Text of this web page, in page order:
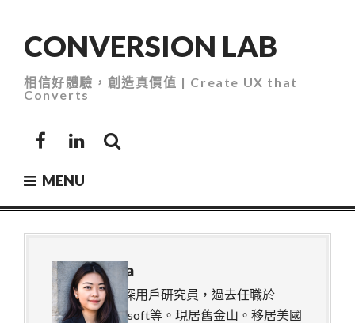
contentCONVERSION LAB
相信好體驗，創造真價值 | Create UX that
Converts
FacebookLinkedIn
MENU
AboutElsa
Facebook 資深用戶研究員，過去任職於
Uber、Microsoft等。現居舊金山。移居美國